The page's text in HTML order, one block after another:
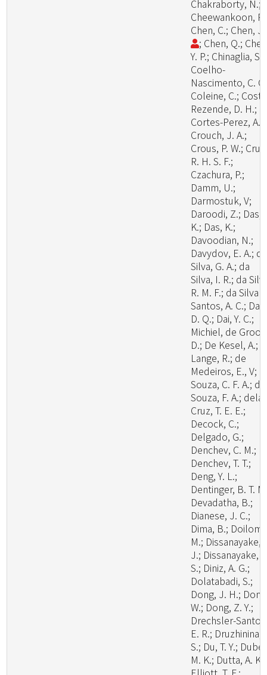
Chakraborty, N.;
Cheewankoon,
Chen, C.; Chen,
; Chen, Q.;
Y. P.; Chinaglia, S.;
Coelho-
Nascimento, C.
Coleine, C.;
Rezende, D. H.;
Cortes-Perez, A.;
Crouch, J. A.;
Crous, P. W.;
R. H. S. F.;
Czachura, P.;
Damm, U.;
Darmostuk, V;
Daroodi, Z.; Das,
K.; Das, K.;
Davoodian, N.;
Davydov, E. A.; da
Silva, G. A.; da
Silva, I. R.; da
R. M. F.; da Silva
Santos, A. C.; Dai,
D. Q.; Dai, Y. C.;
Michiel, de Groot
D.; De Kesel, A.;
Lange, R.; de
Medeiros, E., V;
Souza, C. F. A.; de
Souza, F. A.; dela
Cruz, T. E. E.;
Decock, C.;
Delgado, G.;
Denchev, C. M.;
Denchev, T. T.;
Deng, Y. L.;
Dentinger, B. T.
Devadatha, B.;
Dianese, J. C.;
Dima, B.; Doilom,
M.; Dissanayake,
J.; Dissanayake,
S.; Diniz, A. G.;
Dolatabadi, S.;
Dong, J. H.;
W.; Dong, Z. Y.;
Drechsler-
E. R.; Druzhinina,
S.; Du, T. Y.;
M. K.; Dutta, A. K.;